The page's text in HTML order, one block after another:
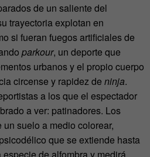
de un saliente del
trayectoria explotan en
si fueran fuegos artificiales de
parkour, un deporte que
urbanos y el propio cuerpo
circense y rapidez de ninja.
a los que el espectador
a ver: patinadores. Los
suelo a medio colorear,
que se extiende hasta
de alfombra y medirá